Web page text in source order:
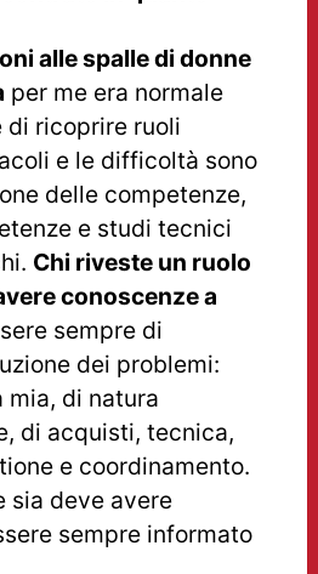
alle spalle di donne
per me era normale
di ricoprire ruoli
e le difficoltà sono
delle competenze,
e studi tecnici
Chi riveste un ruolo
conoscenze a
sempre di
dei problemi:
mia, di natura
di acquisti, tecnica,
e coordinamento.
sia deve avere
sempre informato